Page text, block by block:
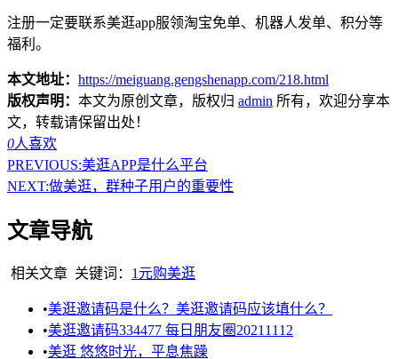
注册一定要联系美逛app服领淘宝免单、机器人发单、积分等
福利。
本文地址： https://meiguang.gengshenapp.com/218.html
版权声明： 本文为原创文章，版权归 admin 所有，欢迎分享本
文，转载请保留出处！
0人喜欢
PREVIOUS:美逛APP是什么平台
NEXT:做美逛，群种子用户的重要性
文章导航
相关文章 关键词： 1元购美逛
•美逛邀请码是什么？美逛邀请码应该填什么？
•美逛邀请码334477 每日朋友圈20211112
•美逛 悠悠时光，平息焦躁